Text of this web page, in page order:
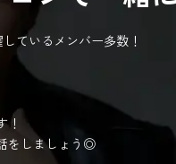
ているメンバー多数！
をしましょう◎